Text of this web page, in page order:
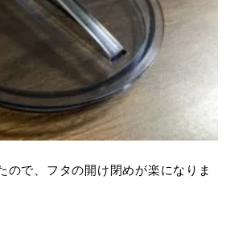
ので、フタの開け閉めが楽になりま